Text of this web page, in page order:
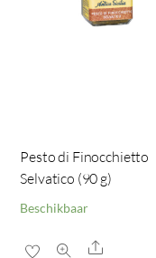
Pesto di Finocchietto
Selvatico (90 g)
Beschikbaar
Share